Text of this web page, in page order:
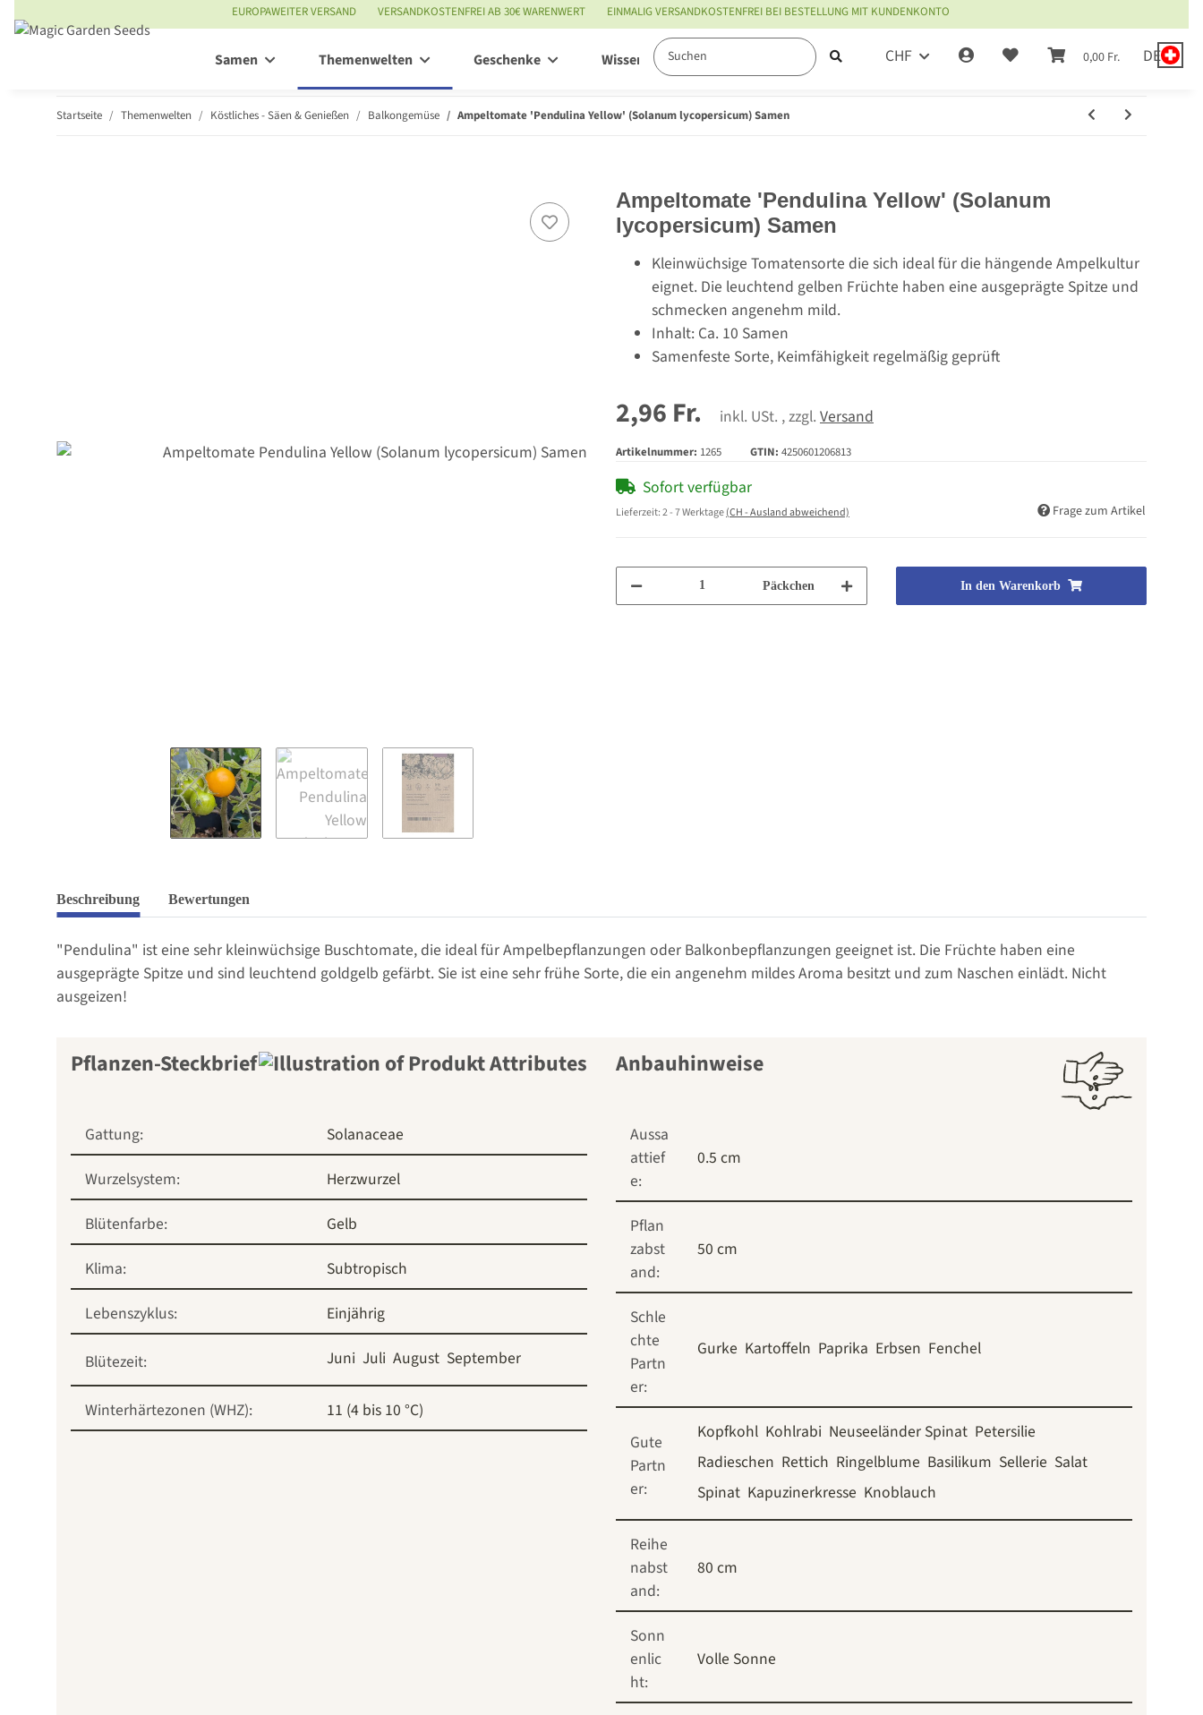
EUROPAWEITER VERSAND VERSANDKOSTENFREI AB 30€ WARENWERT EINMALIG VERSANDKOSTENFREI BEI BESTELLUNG MIT KUNDENKONTO
CHF 0,00 Fr. DE
Samen Themenwelten Geschenke Wissenswertes
Startseite Themenwelten Köstliches - Säen & Genießen Balkongemüse Ampeltomate 'Pendulina Yellow' (Solanum lycopersicum) Samen
Ampeltomate 'Pendulina Yellow' (Solanum
lycopersicum) Samen
Kleinwüchsige Tomatensorte die sich ideal für die hängende Ampelkultur
eignet. Die leuchtend gelben Früchte haben eine ausgeprägte Spitze und
schmecken angenehm mild.
Inhalt: Ca. 10 Samen
Samenfeste Sorte, Keimfähigkeit regelmäßig geprüft
2,96 Fr. inkl. USt. , zzgl. Versand
Artikelnummer: 1265 GTIN: 4250601206813
Sofort verfügbar
Lieferzeit:2 - 7 Werktage(CH - Ausland abweichend) Frage zum Artikel
Päckchen In den Warenkorb
Beschreibung Bewertungen
"Pendulina" ist eine sehr kleinwüchsige Buschtomate, die ideal für Ampelbepflanzungen oder Balkonbepflanzungen geeignet ist. Die Früchte haben eine
ausgeprägte Spitze und sind leuchtend goldgelb gefärbt. Sie ist eine sehr frühe Sorte, die ein angenehm mildes Aroma besitzt und zum Naschen einlädt. Nicht
ausgeizen!
Pflanzen-Steckbrief
Gattung:
Solanaceae
Wurzelsystem:
Herzwurzel
Blütenfarbe:
Gelb
Klima:
Subtropisch
Lebenszyklus:
Einjährig
Blütezeit: Juni Juli August September
Winterhärtezonen (WHZ): 11 (4 bis 10 °C)
Anbauhinweise
Aussa
attief
e:
0.5 cm
Pflan
zabst
and:
50 cm
Schle
chte
Partn
er:
Gurke Kartoffeln Paprika Erbsen Fenchel
Gute
Partn
er:
Kopfkohl Kohlrabi Neuseeländer Spinat Petersilie
Radieschen Rettich Ringelblume Basilikum Sellerie Salat
Spinat Kapuzinerkresse Knoblauch
Reihe
nabst
and:
80 cm
Sonn
enlic
ht:
Volle Sonne